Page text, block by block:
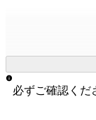
必ずご確認くだ